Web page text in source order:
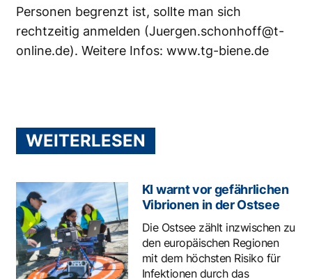
Personen begrenzt ist, sollte man sich
rechtzeitig anmelden (Juergen.schonhoff@t-
online.de). Weitere Infos: www.tg-biene.de
WEITERLESEN
KI warnt vor gefährlichen
Vibrionen in der Ostsee
Die Ostsee zählt inzwischen zu
den europäischen Regionen
mit dem höchsten Risiko für
Infektionen durch das